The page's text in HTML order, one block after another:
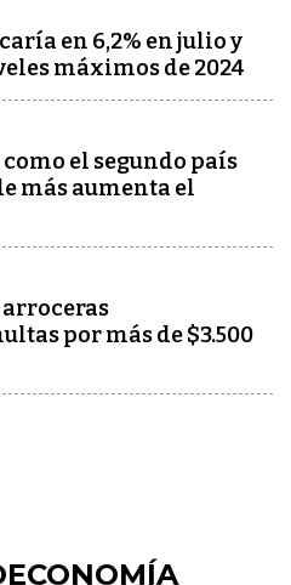
en 6,2% en julio y
máximos de 2024
el segundo país
más aumenta el
arroceras
por más de $3.500